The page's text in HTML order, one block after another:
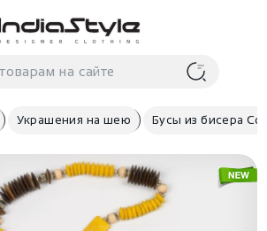
неттоваров
Украшения на шею Бусы из бисера